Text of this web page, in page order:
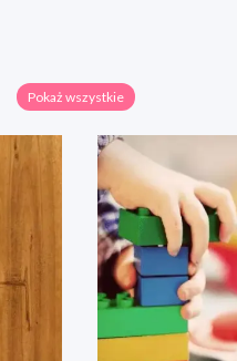
Pokaż wszystkie